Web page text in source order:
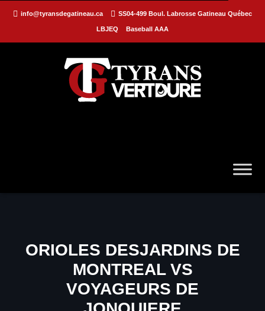
info@tyransdegatineau.ca SS04-499 Boul. Labrosse Gatineau Québec
LBJEQ Baseball AAA
ORIOLES DESJARDINS DE
MONTREAL VS
VOYAGEURS DE